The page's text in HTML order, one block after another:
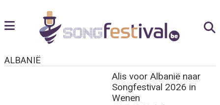
ALBANIË
Alis voor Albanië naar
Songfestival 2026 in
Wenen